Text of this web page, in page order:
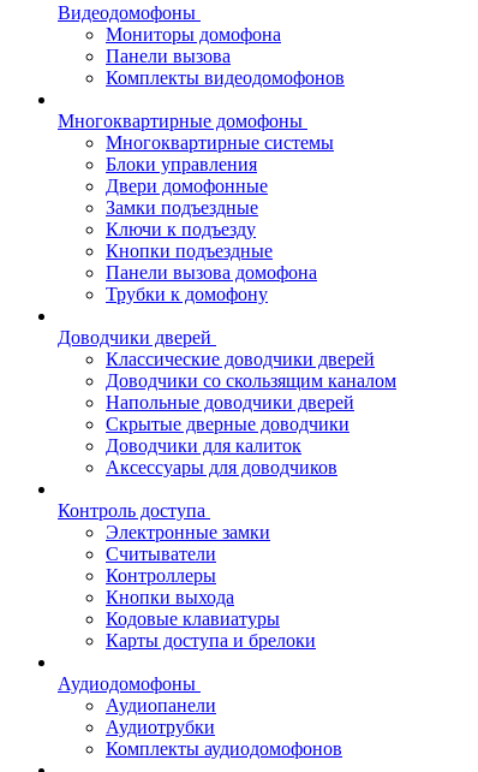
Видеодомофоны
Мониторы домофона
Панели вызова
Комплекты видеодомофонов
Многоквартирные домофоны
Многоквартирные системы
Блоки управления
Двери домофонные
Замки подъездные
Ключи к подъезду
Кнопки подъездные
Панели вызова домофона
Трубки к домофону
Доводчики дверей
Классические доводчики дверей
Доводчики со скользящим каналом
Напольные доводчики дверей
Скрытые дверные доводчики
Доводчики для калиток
Аксессуары для доводчиков
Контроль доступа
Электронные замки
Считыватели
Контроллеры
Кнопки выхода
Кодовые клавиатуры
Карты доступа и брелоки
Аудиодомофоны
Аудиопанели
Аудиотрубки
Комплекты аудиодомофонов